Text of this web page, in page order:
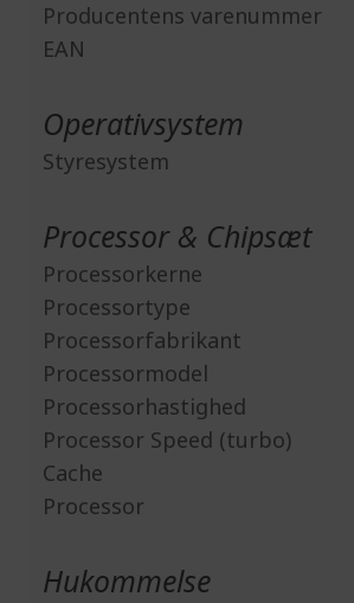
Producentens varenummer
EAN
Operativsystem
Styresystem
Processor & Chipsæt
Processorkerne
Processortype
Processorfabrikant
Processormodel
Processorhastighed
Processor Speed (turbo)
Cache
Processor
Hukommelse